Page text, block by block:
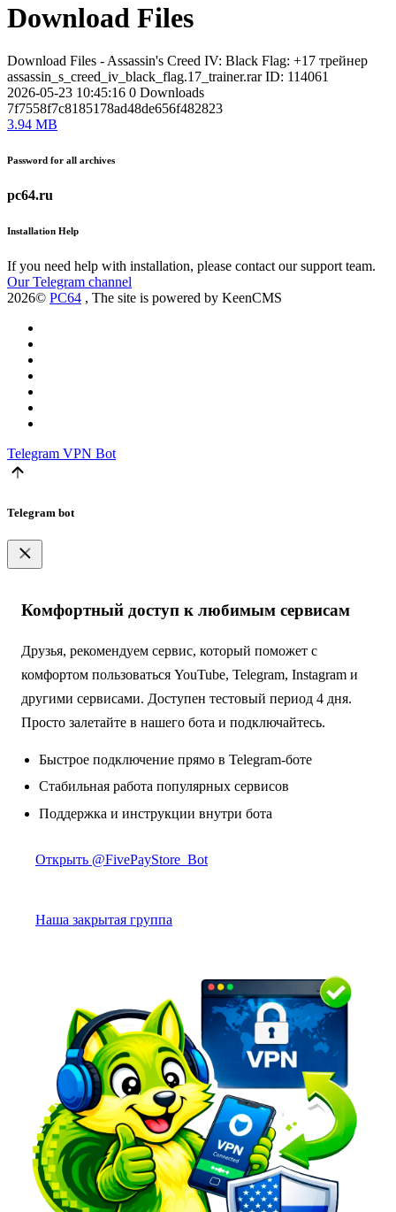
Download Files
Download Files - Assassin's Creed IV: Black Flag: +17 трейнер
assassin_s_creed_iv_black_flag.17_trainer.rarID: 114061
2026-05-23 10:45:16 0 Downloads
7f7558f7c8185178ad48de656f482823
3.94 MB
Password for all archives
pc64.ru
Installation Help
If you need help with installation, please contact our support team.
Our Telegram channel
2026© PC64 , The site is powered by KeenCMS
Telegram VPN Bot
Telegram bot
Комфортный доступ к любимым сервисам
Друзья, рекомендуем сервис, который поможет с
комфортом пользоваться YouTube, Telegram, Instagram и
другими сервисами. Доступен тестовый период 4 дня.
Просто залетайте в нашего бота и подключайтесь.
Быстрое подключение прямо в Telegram-боте
Стабильная работа популярных сервисов
Поддержка и инструкции внутри бота
Открыть @FivePayStore_Bot
Наша закрытая группа